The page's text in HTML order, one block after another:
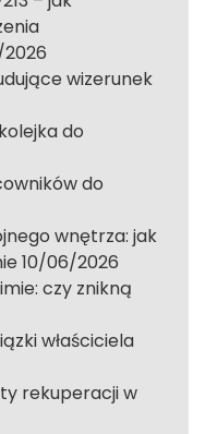
wizerunek
do
do
wnętrza: jak
10/06/2026
czy znikną
właściciela
rekuperacji w